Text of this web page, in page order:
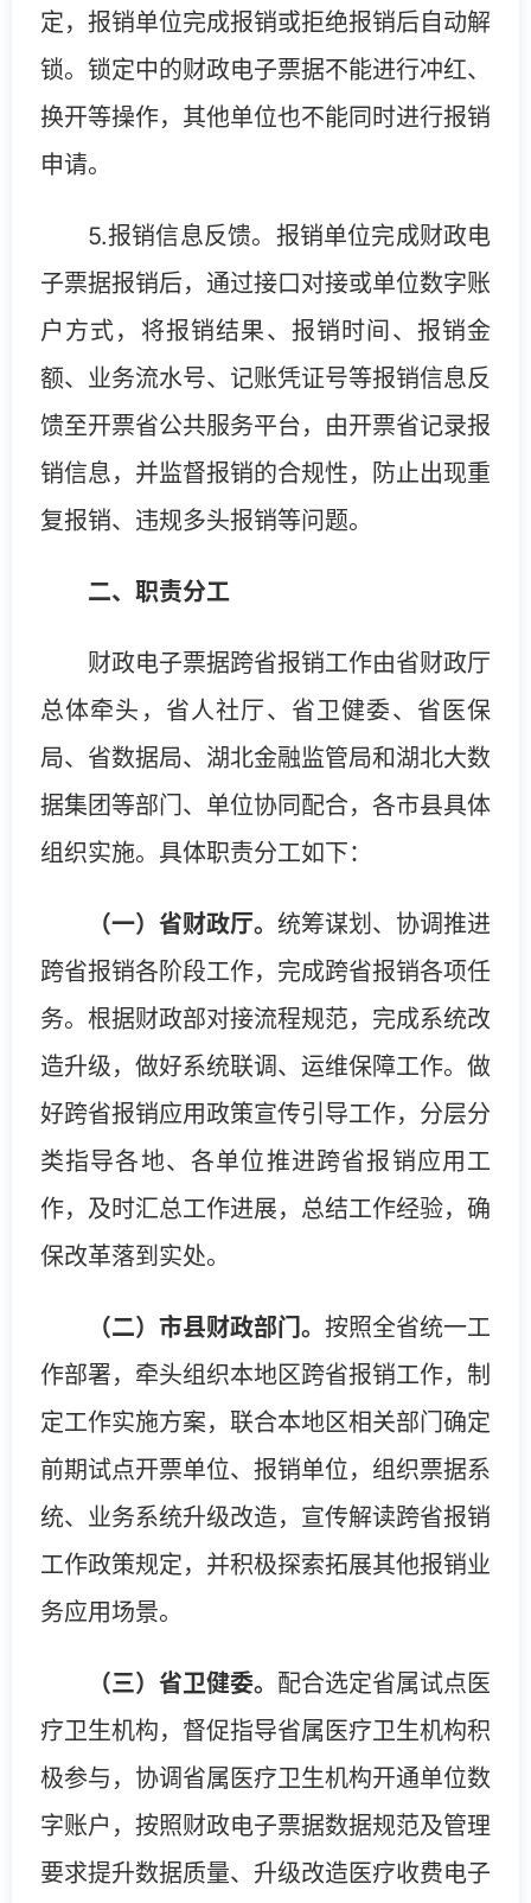
定，报销单位完成报销或拒绝报销后自动解
锁。锁定中的财政电子票据不能进行冲红、
换开等操作，其他单位也不能同时进行报销
申请。
5.报销信息反馈。报销单位完成财政电
子票据报销后，通过接口对接或单位数字账
户方式，将报销结果、报销时间、报销金
额、业务流水号、记账凭证号等报销信息反
馈至开票省公共服务平台，由开票省记录报
销信息，并监督报销的合规性，防止出现重
复报销、违规多头报销等问题。
二、职责分工
财政电子票据跨省报销工作由省财政厅
总体牵头，省人社厅、省卫健委、省医保
局、省数据局、湖北金融监管局和湖北大数
据集团等部门、单位协同配合，各市县具体
组织实施。具体职责分工如下：
（一）省财政厅。 统筹谋划、协调推进
跨省报销各阶段工作，完成跨省报销各项任
务。根据财政部对接流程规范，完成系统改
造升级，做好系统联调、运维保障工作。做
好跨省报销应用政策宣传引导工作，分层分
类指导各地、各单位推进跨省报销应用工
作，及时汇总工作进展，总结工作经验，确
保改革落到实处。
（二）市县财政部门。按照全省统一工
作部署，牵头组织本地区跨省报销工作，制
定工作实施方案，联合本地区相关部门确定
前期试点开票单位、报销单位，组织票据系
统、业务系统升级改造，宣传解读跨省报销
工作政策规定，并积极探索拓展其他报销业
务应用场景。
（三）省卫健委。 配合选定省属试点医
疗卫生机构，督促指导省属医疗卫生机构积
极参与，协调省属医疗卫生机构开通单位数
字账户，按照财政电子票据数据规范及管理
要求提升数据质量、升级改造医疗收费电子